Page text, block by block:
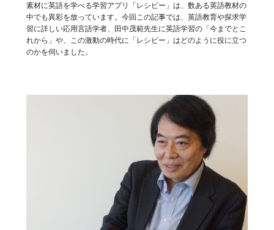
素材に英語を学べる学習アプリ「レシピー」は、数ある英語教材の
中でも異彩を放っています。今回この記事では、英語教育や探求学
習に詳しい応用言語学者、田中茂範先生に英語学習の「今までとこ
れから」や、この激動の時代に「レシピー」はどのように役に立つ
のかを伺いました。